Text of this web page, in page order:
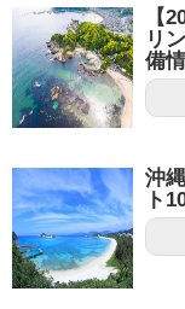
【
リ
備
沖
ト